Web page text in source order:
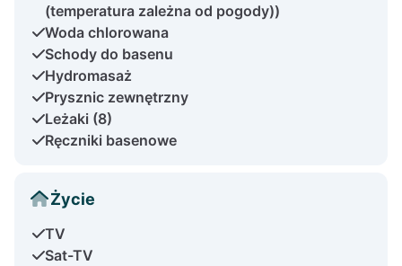
(temperatura zależna od pogody))
Woda chlorowana
Schody do basenu
Hydromasaż
Prysznic zewnętrzny
Leżaki (8)
Ręczniki basenowe
Życie
TV
Sat-TV